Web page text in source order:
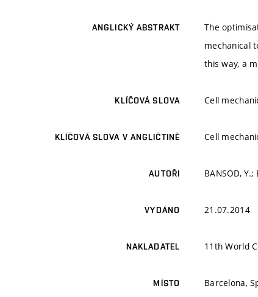
ANGLICKÝ ABSTRAKT
The
mechanical
this way, a
KLÍČOVÁ SLOVA Cell
KLÍČOVÁ SLOVA V ANGLIČTINĚ Cell
AUTOŘI BANSOD, Y.;
VYDÁNO 21.07.2014
NAKLADATEL 11th World
MÍSTO Barcelona,